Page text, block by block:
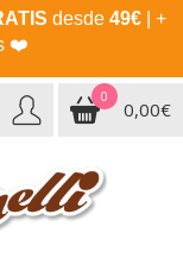
desde 49€| +
❤️
0
0,00€